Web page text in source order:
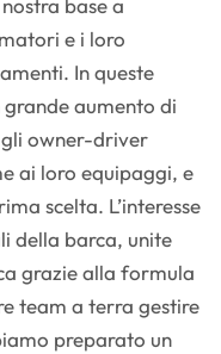
base a
e i loro
In queste
aumento di
gli owner-driver
ai loro equipaggi, e
scelta. L’interesse
della barca, unite
grazie alla formula
team a terra gestire
preparato un